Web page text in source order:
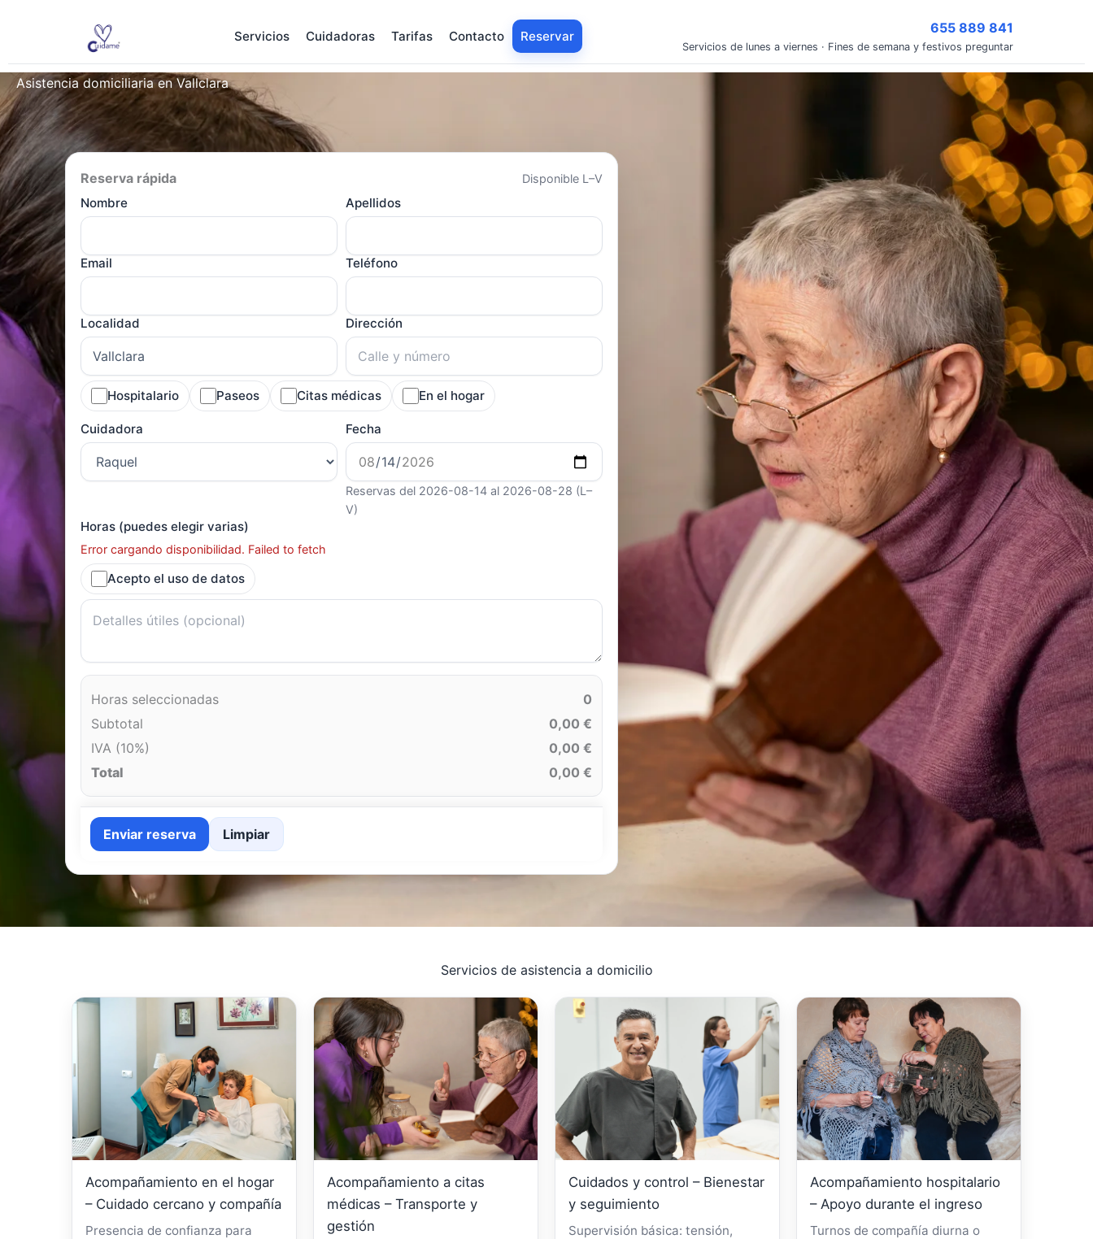
Servicios Cuidadoras Tarifas Contacto Reservar
655 889 841
Servicios de lunes a viernes · Fines de semana y festivos preguntar
Asistencia domiciliaria en Vallclara
Reserva rápida Disponible L–V
Nombre Apellidos
Email Teléfono
Localidad Dirección
Hospitalario Paseos Citas médicas En el hogar
Cuidadora Fecha
Reservas del 2026-08-14 al 2026-08-28 (L–
V)
Horas (puedes elegir varias)
Error cargando disponibilidad. Failed to fetch
Acepto el uso de datos
Horas seleccionadas
0
Subtotal
0,00 €
IVA (10%)
0,00 €
Total
0,00 €
Enviar reserva Limpiar
Servicios de asistencia a domicilio
Acompañamiento en el hogar
– Cuidado cercano y compañía
Presencia de confianza para
Acompañamiento a citas
médicas – Transporte y
gestión
Cuidados y control – Bienestar
y seguimiento
Supervisión básica: tensión,
Acompañamiento hospitalario
– Apoyo durante el ingreso
Turnos de compañía diurna o